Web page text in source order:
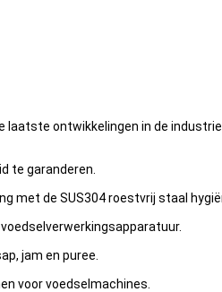
ontwikkelingen in de
te garanderen.
met de SUS304 roestvrij staal
jam en puree.
voor voedselmachines.